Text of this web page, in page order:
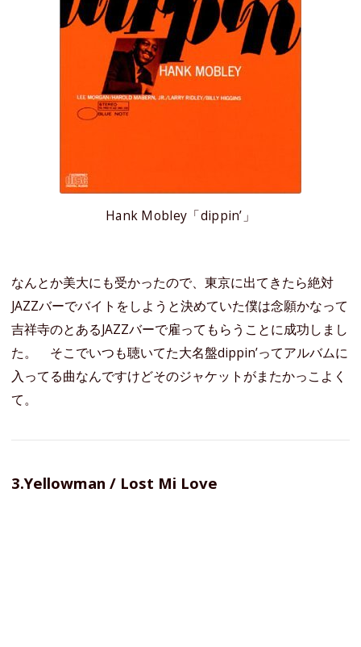
Hank Mobley「dippin’」
なんとか美大にも受かったので、東京に出てきたら絶対
JAZZバーでバイトをしようと決めていた僕は念願かなって
吉祥寺のとあるJAZZバーで雇ってもらうことに成功しまし
た。 そこでいつも聴いてた大名盤dippin’ってアルバムに
入ってる曲なんですけどそのジャケットがまたかっこよく
て。
3.Yellowman / Lost Mi Love